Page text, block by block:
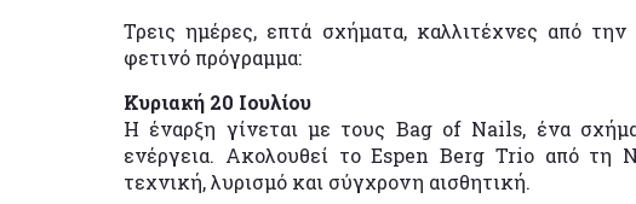
Τρεις ημέρες, επτά σχήματα, καλλιτέχνες από
φετινό πρόγραμμα:
Κυριακή 20 Ιουλίου
Η έναρξη γίνεται με τους Bag of Nails, ένα
ενέργεια. Ακολουθεί το Espen Berg Trio από τη
τεχνική, λυρισμό και σύγχρονη αισθητική.